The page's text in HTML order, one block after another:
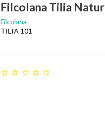
Filcolana Tilia Natur
Filcolana
TILIA 101